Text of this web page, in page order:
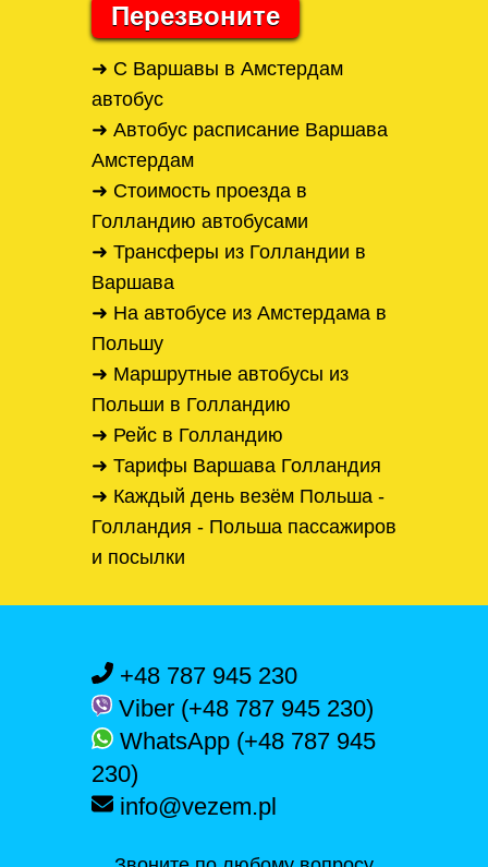
Перезвоните
➜ С Варшавы в Амстердам
автобус
➜ Автобус расписание Варшава
Амстердам
➜ Стоимость проезда в
Голландию автобусами
➜ Трансферы из Голландии в
Варшава
➜ На автобусе из Амстердама в
Польшу
➜ Маршрутные автобусы из
Польши в Голландию
➜ Рейс в Голландию
➜ Тарифы Варшава Голландия
➜ Каждый день везём Польша -
Голландия - Польша пассажиров
и посылки
+48 787 945 230
Viber (+48 787 945 230)
WhatsApp (+48 787 945
230)
info@vezem.pl